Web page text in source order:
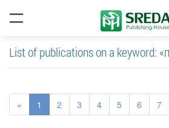
List of publications on a keyword:
« 1 2 3 4 5 6 7